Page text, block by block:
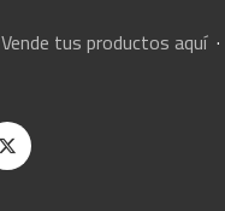
Vende tus productos aquí·